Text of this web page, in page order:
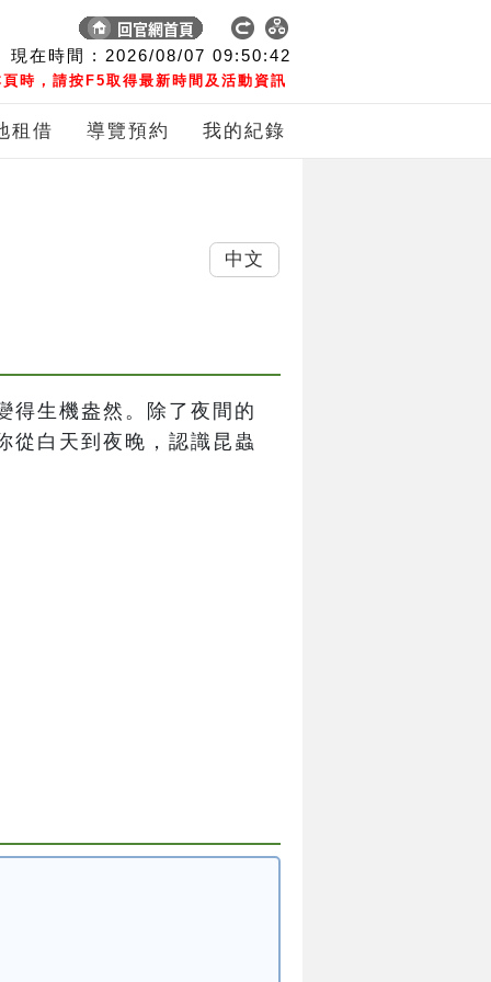
現在時間 : 2026/08/07 09:50:43
時，請按F5取得最新時間及活動資訊
租借 導覽預約 我的紀錄
得生機盎然。除了夜間的
從白天到夜晚，認識昆蟲